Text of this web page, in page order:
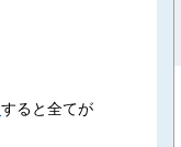
すると全てが